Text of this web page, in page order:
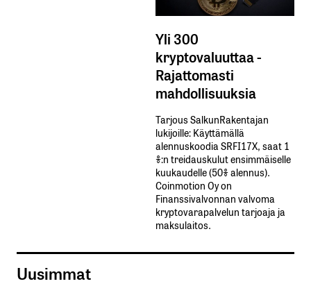
Yli 300
kryptovaluuttaa -
Rajattomasti
mahdollisuuksia
Tarjous SalkunRakentajan
lukijoille: Käyttämällä​ ​
alennuskoodia​ ​SRFI17X,​ ​saat​ ​1
%:n treidauskulut​ ​ensimmäiselle​ ​
kuukaudelle​ ​(50%​ ​alennus).
Coinmotion Oy on
Finanssivalvonnan valvoma
kryptovarapalvelun tarjoaja ja
maksulaitos.
Uusimmat